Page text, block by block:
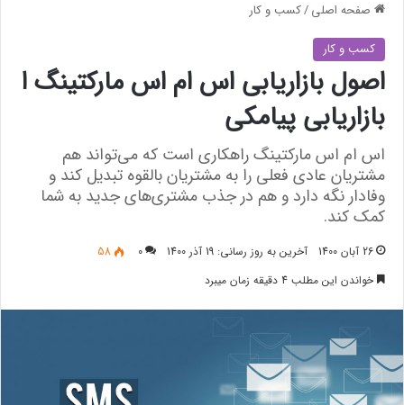
صفحه اصلی/کسب و کار
کسب و کار
اصول بازاریابی اس ام اس مارکتینگ ا
بازاریابی پیامکی
اس ام اس مارکتینگ راهکاری است که می‌تواند هم
مشتریان عادی فعلی را به مشتریان بالقوه تبدیل کند و
وفادار نگه دارد و هم در جذب مشتری‌های جدید به شما
کمک کند.
26 آبان 1400 آخرین به روز رسانی: 19 آذر 1400 0
58
خواندن این مطلب 4 دقیقه زمان میبرد